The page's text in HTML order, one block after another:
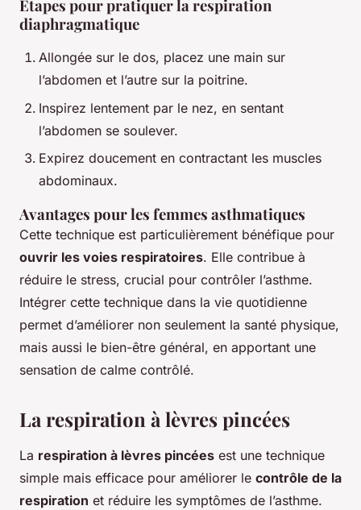
Étapes pour pratiquer la respiration
diaphragmatique
Allongée sur le dos, placez une main sur
l’abdomen et l’autre sur la poitrine.
Inspirez lentement par le nez, en sentant
l’abdomen se soulever.
Expirez doucement en contractant les muscles
abdominaux.
Avantages pour les femmes asthmatiques
Cette technique est particulièrement bénéfique pour
ouvrir les voies respiratoires. Elle contribue à
réduire le stress, crucial pour contrôler l’asthme.
Intégrer cette technique dans la vie quotidienne
permet d’améliorer non seulement la santé physique,
mais aussi le bien-être général, en apportant une
sensation de calme contrôlé.
La respiration à lèvres pincées
La respiration à lèvres pincées est une technique
simple mais efficace pour améliorer le contrôle de la
respiration et réduire les symptômes de l’asthme.